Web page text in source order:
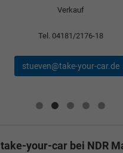
Verkauf
Tel. 04181/2176-18
stueven@take-your-car.de
take-your-car bei NDR